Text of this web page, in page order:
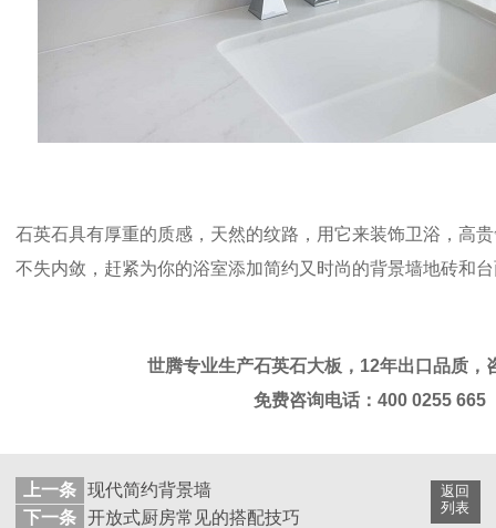
石英石具有厚重的质感，天然的纹路，用它来装饰卫浴，高
不失内敛，赶紧为你的浴室添加简约又时尚的背景墙地砖和
世腾专业生产石英石大板，12年出口品质，
免费咨询电话：400 0255 665
返回
列表
上一条 现代简约背景墙
下一条 开放式厨房常见的搭配技巧